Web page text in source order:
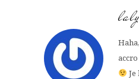
Je